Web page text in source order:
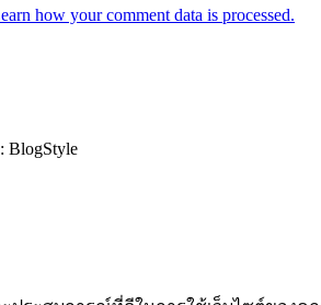
how your comment data is processed.
BlogStyle